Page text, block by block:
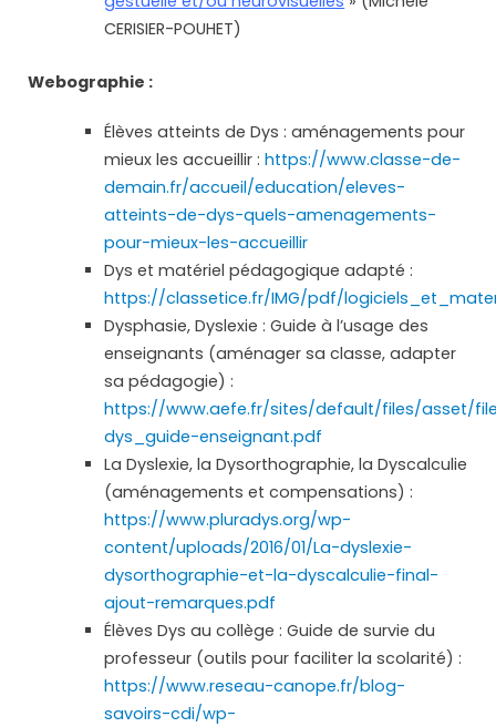
CERISIER-POUHET)
Webographie :
Élèves atteints de Dys : aménagements pour
mieux les accueillir :https://www.classe-de-
demain.fr/accueil/education/eleves-
atteints-de-dys-quels-amenagements-
pour-mieux-les-accueillir
Dys et matériel pédagogique adapté :
https://classetice.fr/IMG/pdf/
Dysphasie, Dyslexie : Guide à l’usage des
enseignants (aménager sa classe, adapter
sa pédagogie) :
https://www.aefe.fr/sites/default/files/asset/
dys_guide-enseignant.pdf
La Dyslexie, la Dysorthographie, la Dyscalculie
(aménagements et compensations) :
https://www.pluradys.org/wp-
content/uploads/2016/01/La-dyslexie-
dysorthographie-et-la-dyscalculie-final-
ajout-remarques.pdf
Élèves Dys au collège : Guide de survie du
professeur (outils pour faciliter la scolarité) :
https://www.reseau-canope.fr/blog-
savoirs-cdi/wp-